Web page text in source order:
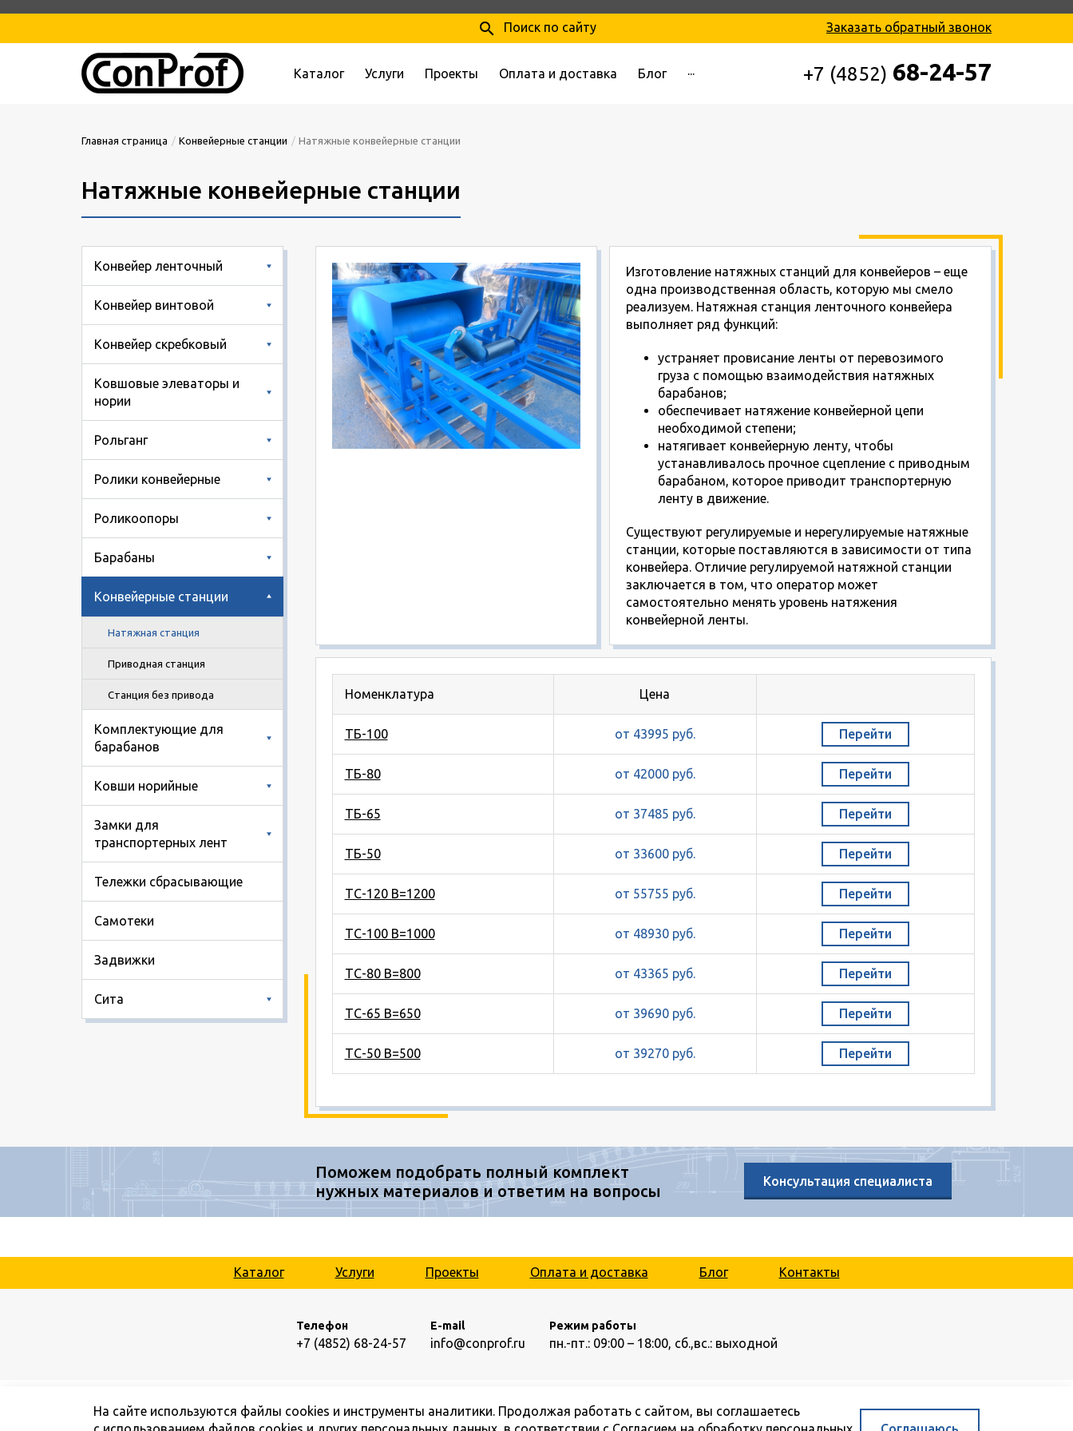
search Поиск по сайту Заказать обратный звонок
Каталог Услуги Проекты Оплата и доставка Блог ··· +7 (4852) 68-24-57
Главная страница Конвейерные станции Натяжные конвейерные станции
Натяжные конвейерные станции
Конвейер ленточный
Конвейер винтовой
Конвейер скребковый
Ковшовые элеваторы и
нории
Рольганг
Ролики конвейерные
Роликоопоры
Барабаны
Конвейерные станции
Натяжная станция
Приводная станция
Станция без привода
Комплектующие для
барабанов
Ковши норийные
Замки для
транспортерных лент
Тележки сбрасывающие
Самотеки
Задвижки
Сита
Изготовление натяжных станций для конвейеров – еще
одна производственная область, которую мы смело
реализуем. Натяжная станция ленточного конвейера
выполняет ряд функций:
устраняет провисание ленты от перевозимого
груза с помощью взаимодействия натяжных
барабанов;
обеспечивает натяжение конвейерной цепи
необходимой степени;
натягивает конвейерную ленту, чтобы
устанавливалось прочное сцепление с приводным
барабаном, которое приводит транспортерную
ленту в движение.
Существуют регулируемые и нерегулируемые натяжные
станции, которые поставляются в зависимости от типа
конвейера. Отличие регулируемой натяжной станции
заключается в том, что оператор может
самостоятельно менять уровень натяжения
конвейерной ленты.
Номенклатура Цена
ТБ-100 от 43995 руб. Перейти
ТБ-80 от 42000 руб. Перейти
ТБ-65 от 37485 руб. Перейти
ТБ-50 от 33600 руб. Перейти
ТС-120 В=1200 от 55755 руб. Перейти
ТС-100 В=1000 от 48930 руб. Перейти
ТС-80 В=800 от 43365 руб. Перейти
ТС-65 В=650 от 39690 руб. Перейти
ТС-50 В=500 от 39270 руб. Перейти
Поможем подобрать полный комплект
нужных материалов и ответим на вопросы
Консультация специалиста
Каталог Услуги Проекты Оплата и доставка Блог Контакты
Телефон
+7 (4852) 68-24-57
E-mail
info@conprof.ru
Режим работы
пн.-пт.: 09:00 – 18:00, сб.,вс.: выходной
© ООО «Конпроф», 2026
На сайте используются файлы cookies и инструменты аналитики. Продолжая работать с сайтом, вы соглашаетесь